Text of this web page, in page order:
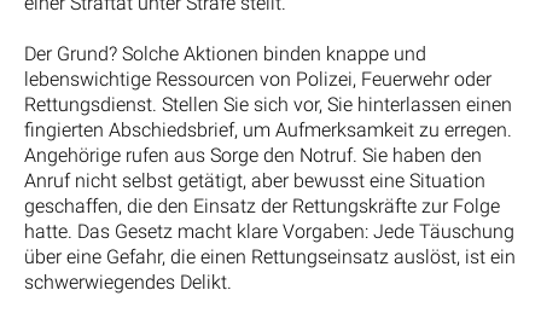
Der Grund? Solche Aktionen binden knappe und
lebenswichtige Ressourcen von Polizei, Feuerwehr oder
Rettungsdienst. Stellen Sie sich vor, Sie hinterlassen einen
fingierten Abschiedsbrief, um Aufmerksamkeit zu erregen.
Angehörige rufen aus Sorge den Notruf. Sie haben den
Anruf nicht selbst getätigt, aber bewusst eine Situation
geschaffen, die den Einsatz der Rettungskräfte zur Folge
hatte. Das Gesetz macht klare Vorgaben: Jede Täuschung
über eine Gefahr, die einen Rettungseinsatz auslöst, ist ein
schwerwiegendes Delikt.